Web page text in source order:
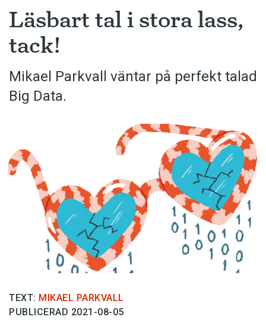
Läsbart tal i stora lass,
tack!
Mikael Parkvall väntar på perfekt talad
Big Data.
TEXT: MIKAEL PARKVALL
PUBLICERAD 2021-08-05